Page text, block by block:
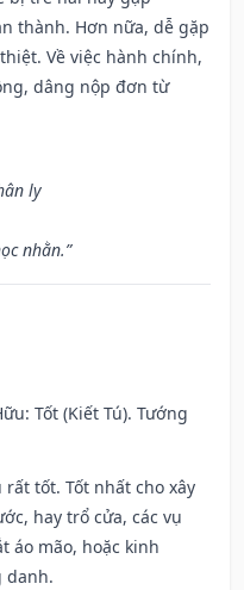
thành. Hơn nữa, dễ gặp
Về việc hành chính,
dâng nộp đơn từ
ly
nhằn.”
Tốt (Kiết Tú). Tướng
tốt. Tốt nhất cho xây
hay trổ cửa, các vụ
áo mão, hoặc kinh
danh.